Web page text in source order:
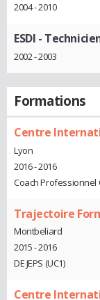
2004 - 2010
ESDI -
2002 - 2003
Formations
Centre
Lyon
2016 - 2016
Coach Professionnel
Trajectoire
Montbeliard
2015 - 2016
DE JEPS (UC1)
Centre